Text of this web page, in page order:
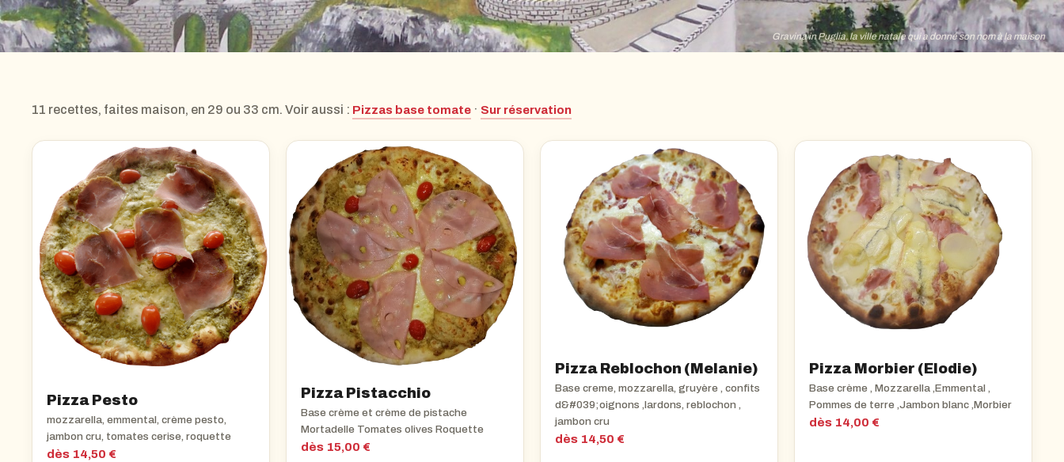
Gravina in Puglia, la ville natale qui a donné son nom à la maison
11 recettes, faites maison, en 29 ou 33 cm. Voir aussi : Pizzas base tomate · Sur réservation
Pizza Pesto
mozzarella, emmental, crème pesto,
jambon cru, tomates cerise, roquette
dès 14,50 €
Pizza Pistacchio
Base crème et crème de pistache
Mortadelle Tomates olives Roquette
dès 15,00 €
Pizza Reblochon (Melanie)
Base creme, mozzarella, gruyère , confits
d&#039;oignons ,lardons, reblochon ,
jambon cru
dès 14,50 €
Pizza Morbier (Elodie)
Base crème , Mozzarella ,Emmental ,
Pommes de terre ,Jambon blanc ,Morbier
dès 14,00 €